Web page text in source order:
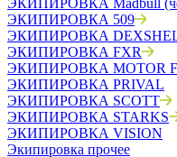
ЭКИПИРОВКА Madbull
ЭКИПИРОВКА 509
ЭКИПИРОВКА
ЭКИПИРОВКА FXR
ЭКИПИРОВКА MOTOR
ЭКИПИРОВКА PRIVAL
ЭКИПИРОВКА SCOTT
ЭКИПИРОВКА STARKS
ЭКИПИРОВКА VISION
Экипировка прочее